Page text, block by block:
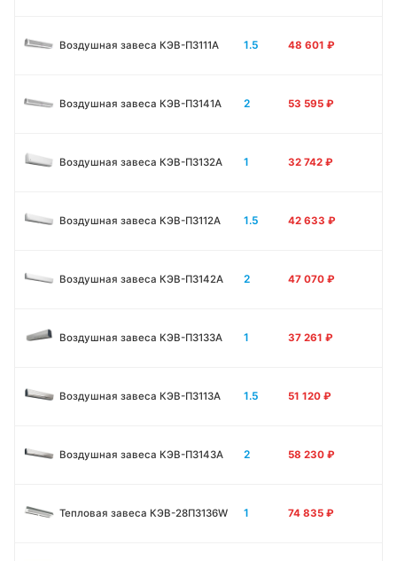
Воздушная завеса КЭВ-П3111A 1.5 48 601 ₽
Воздушная завеса КЭВ-П3141A 2 53 595 ₽
Воздушная завеса КЭВ-П3132A 1 32 742 ₽
Воздушная завеса КЭВ-П3112A 1.5 42 633 ₽
Воздушная завеса КЭВ-П3142A 2 47 070 ₽
Воздушная завеса КЭВ-П3133А 1 37 261 ₽
Воздушная завеса КЭВ-П3113А 1.5 51 120 ₽
Воздушная завеса КЭВ-П3143А 2 58 230 ₽
Тепловая завеса КЭВ-28П3136W 1 74 835 ₽